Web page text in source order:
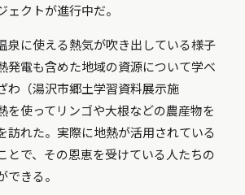
ェクトが進行中だ。
泉に使える熱気が吹き出している様子
発電も含めた地域の資源について学べ
わ（湯沢市郷土学習資料展示施
を使ってリンゴや大根などの農産物を
訪れた。実際に地熱が活用されている
とで、その恩恵を受けている人たちの
できる。